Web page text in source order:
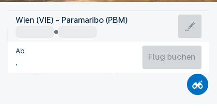
Suriname
Paramaribo
Suriname
Wien (VIE) - Paramaribo (PBM)
Ab
Flug buchen